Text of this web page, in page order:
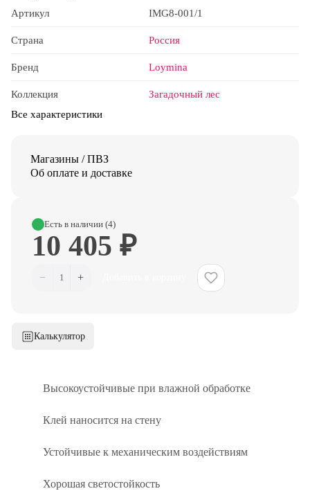
Артикул IMG8-001/1
Страна Россия
Бренд Loymina
Коллекция
Загадочный лес
Все характеристики
Магазины / ПВЗ
Об оплате и доставке
Есть в наличии (4)
10 405 ₽
− 1 +
Калькулятор
Высокоустойчивые при влажной обработке
Клей наносится на стену
Устойчивые к механическим воздействиям
Хорошая светостойкость